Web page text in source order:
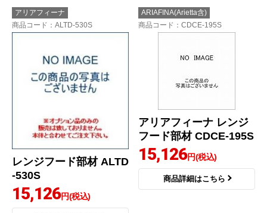
アリアフィーナ
商品コード ：ALTD-530S
レンジフード部材 ALTD
-530S
15,126円(税込)
ARIAFINA(Arietta含)
商品コード ：CDCE-195S
アリアフィーナ レンジ
フード部材 CDCE-195S
15,126円(税込)
商品詳細はこちら